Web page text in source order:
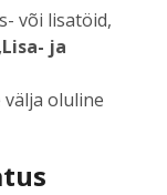
või lisatöid,
ja
oluline